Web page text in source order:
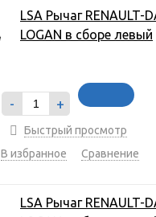
LSA Рычаг RENAULT-
LOGAN в сборе левый
- +
Быстрый просмотр
В избранное
Сравнение
LSA Рычаг RENAULT-